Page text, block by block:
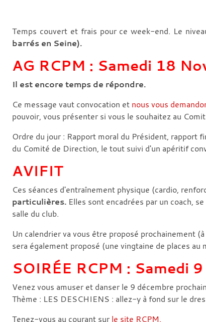
Temps couvert et frais pour ce week-end. Le
barrés en Seine).
AG RCPM : Samedi 18
Il est encore temps de répondre.
Ce message vaut convocation et nous vous
pouvoir, vous présenter si vous le souhaitez au
Ordre du jour : Rapport moral du Président, rapport
du Comité de Direction, le tout suivi d'un apéritif
AVIFIT
Ces séances d'entraînement physique (cardio,
particulières. Elles sont encadrées par un coach,
salle du club.
Un calendrier va vous être proposé prochainement
sera également proposé (une vingtaine de places au
SOIRÉE RCPM : Samedi
Venez vous amuser et danser le 9 décembre
Thème : LES DESCHIENS : allez-y à fond sur le
Tenez-vous au courant sur le site RCPM.